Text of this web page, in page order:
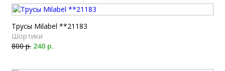
Трусы Milabel **21183
Шортики
800 р. 240 р.